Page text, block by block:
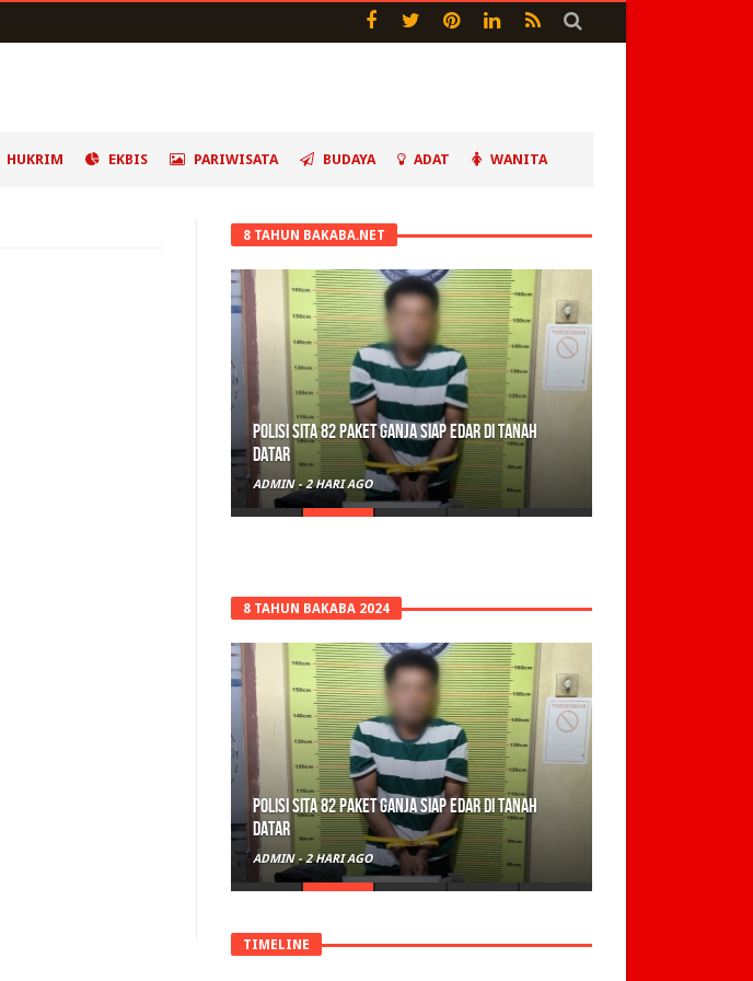
HUKRIM EKBIS PARIWISATA BUDAYA ADAT WANITA
8 TAHUN BAKABA.NET
Polisi Sita 82 Paket Ganja Siap Edar di Tanah
Datar
ADMIN -2 HARI AGO
8 TAHUN BAKABA 2024
Polisi Sita 82 Paket Ganja Siap Edar di Tanah
Datar
ADMIN -2 HARI AGO
TIMELINE